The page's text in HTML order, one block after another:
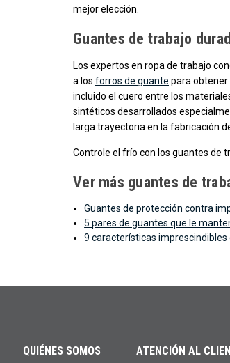
mejor elección.
Guantes de trabajo
Los expertos en ropa de trabajo
a los forros de guante para obtener
incluido el cuero entre los
sintéticos desarrollados
larga trayectoria en la fabricación
Controle el frío con los guantes de
Ver más guantes de
Guantes de protección contra
5 pares de guantes que le
9 características
QUIÉNES SOMOS ATENCIÓN AL